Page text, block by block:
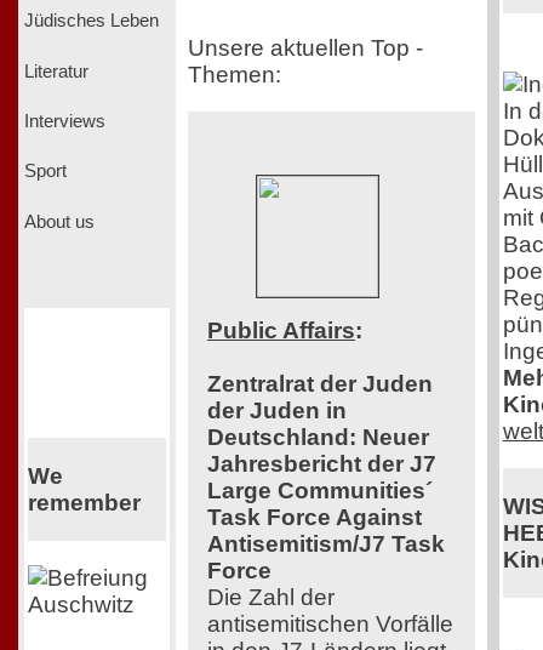
Jüdisches Leben
Literatur
Interviews
Sport
About us
We
remember
Unsere aktuellen Top -
Themen:
Public Affairs:
Zentralrat der Juden
der Juden in
Deutschland: Neuer
Jahresbericht der J7
Large Communities´
Task Force Against
Antisemitism/J7 Task
Force
Die Zahl der
antisemitischen Vorfälle
In
mit